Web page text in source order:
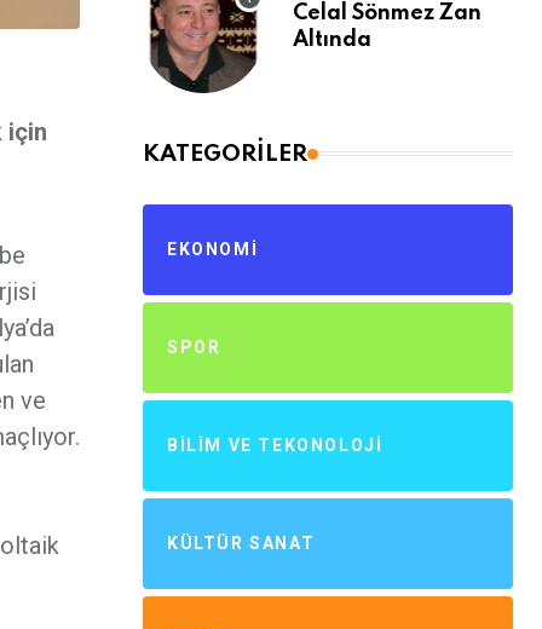
için
ve
Celal Sönmez Zan
Altında
KATEGORILER
EKONOMI
SPOR
BILIM VE TEKONOLOJI
KÜLTÜR SANAT